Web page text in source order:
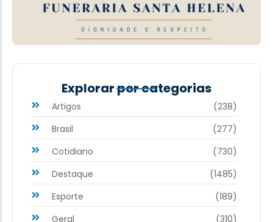
Explorar por categorias
Artigos
(238)
Brasil
(277)
Cotidiano
(730)
Destaque
(1485)
Esporte
(189)
Geral
(310)